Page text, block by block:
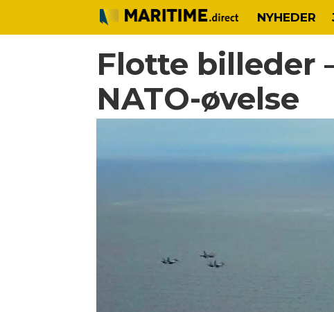
NYHEDER
Flotte billeder
NATO-øvelse